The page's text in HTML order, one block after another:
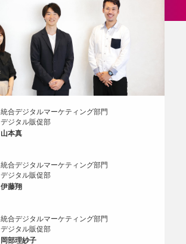
統合デジタルマーケティング部門
デジタル販促部
山本真
統合デジタルマーケティング部門
デジタル販促部
伊藤翔
統合デジタルマーケティング部門
デジタル販促部
岡部理紗子